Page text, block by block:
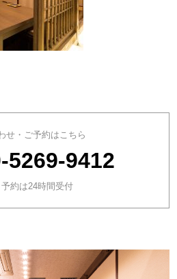
せ・ご予約はこちら
5269-9412
約は24時間受付